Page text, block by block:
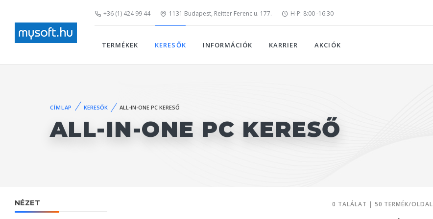
+36 (1) 424 99 44 1131 Budapest, Reitter Ferenc u. 177. H-P: 8:00 -16:30
TERMÉKEK KERESŐK INFORMÁCIÓK KARRIER AKCIÓK
CÍMLAP KERESŐK ALL-IN-ONE PC KERESŐ
ALL-IN-ONE PC KERESŐ
NÉZET 0 TALÁLAT | 50 TERMÉK/OLDAL